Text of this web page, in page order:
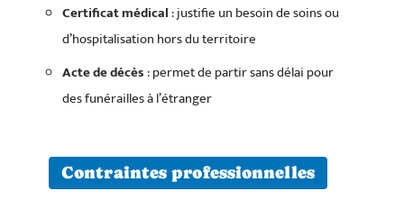
Certificat médical: justifie un besoin de soins ou
d’hospitalisation hors du territoire
Acte de décès: permet de partir sans délai pour
des funérailles à l’étranger
Contraintes professionnelles